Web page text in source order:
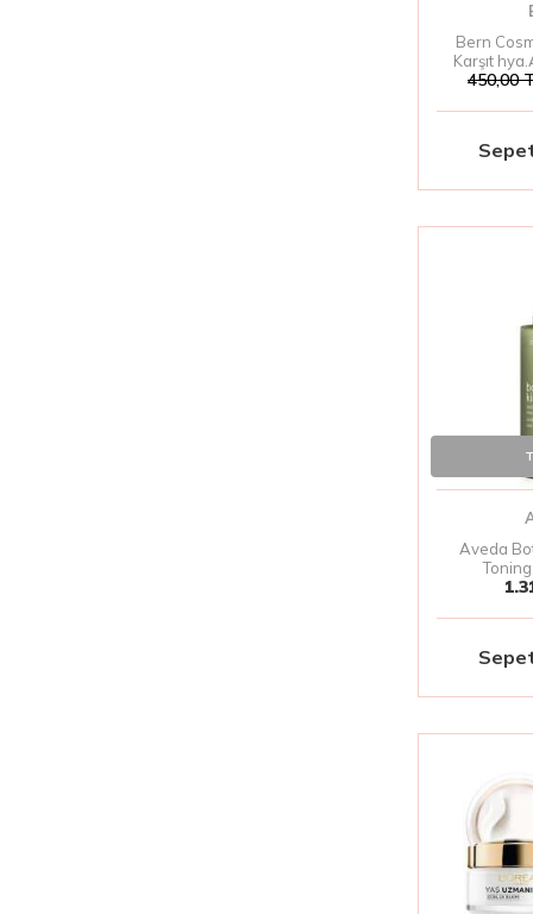
Bern
Karşıt
450,00
Aveda